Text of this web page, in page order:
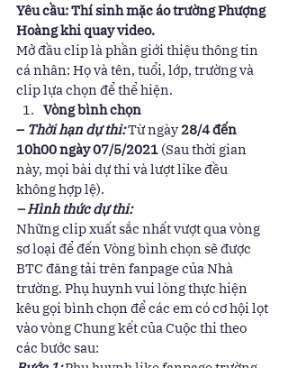
Yêu cầu: Thí sinh mặc áo trường Phượng
Hoàng khi quay video.
Mở đầu clip là phần giới thiệu thông tin
cá nhân: Họ và tên, tuổi, lớp, trường và
clip lựa chọn để thể hiện.
Vòng bình chọn
– Thời hạn dự thi:Từ ngày 28/4 đến
10h00 ngày 07/5/2021 (Sau thời gian
này, mọi bài dự thi và lượt like đều
không hợp lệ).
– Hình thức dự thi:
Những clip xuất sắc nhất vượt qua vòng
sơ loại để đến Vòng bình chọn sẽ được
BTC đăng tải trên fanpage của Nhà
trường. Phụ huynh vui lòng thực hiện
kêu gọi bình chọn để các em có cơ hội lọt
vào vòng Chung kết của Cuộc thi theo
các bước sau: